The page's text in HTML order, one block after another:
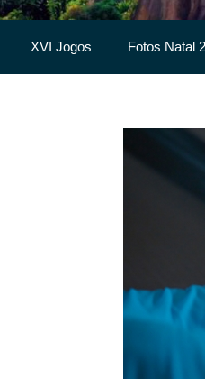
HomeNovaXVI Jogos Fotos Natal